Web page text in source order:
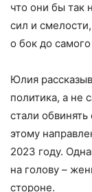
что они бы так
сил и
о бок до
Юлия
политика, а не
стали
этому
2023 году.
на голову –
стороне.